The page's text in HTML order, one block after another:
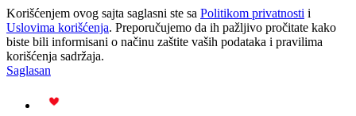
Korišćenjem ovog sajta saglasni ste sa Politikom privatnosti i
Uslovima korišćenja. Preporučujemo da ih pažljivo pročitate kako
biste bili informisani o načinu zaštite vaših podataka i pravilima
korišćenja sadržaja.
Saglasan